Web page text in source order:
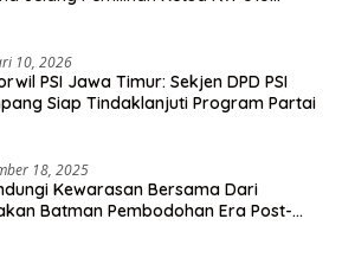
10, 2026
PSI Jawa Timur: Sekjen DPD PSI
Siap Tindaklanjuti Program Partai
18, 2025
Kewarasan Bersama Dari
Batman Pembodohan Era Post-